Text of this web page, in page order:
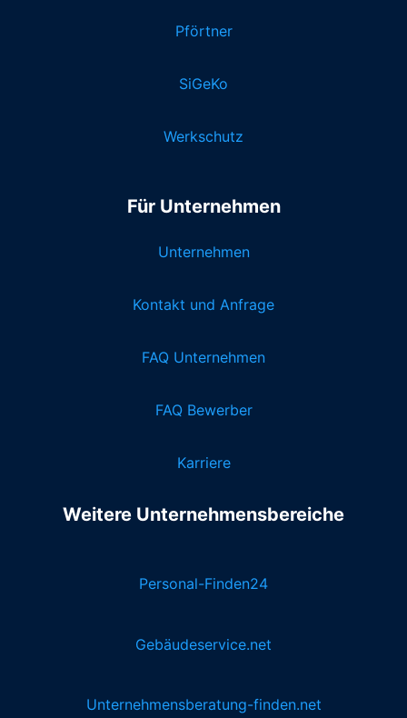
Pförtner
SiGeKo
Werkschutz
Für Unternehmen
Unternehmen
Kontakt und Anfrage
FAQ Unternehmen
FAQ Bewerber
Karriere
Weitere Unternehmensbereiche
Personal-Finden24
Gebäudeservice.net
Unternehmensberatung-finden.net